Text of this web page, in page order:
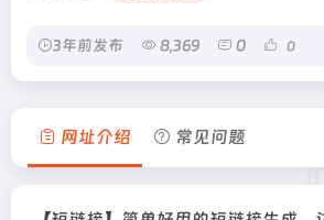
3年前发布 8,369 0 0
网址介绍 常见问题